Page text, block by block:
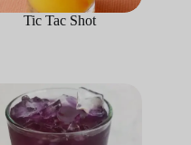
Tic Tac Shot